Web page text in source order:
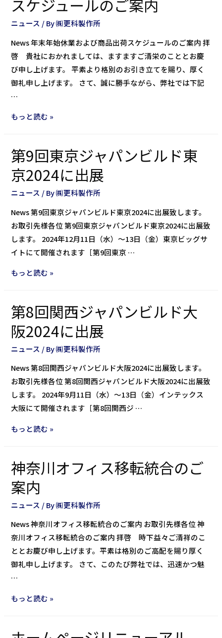
スケジュールのご案内
ニュース / By㈱更科製作所
News 年末年始休業および商品出荷スケジュールのご案内 拝
啓 貴社におかれましては、ますますご清栄のこととお慶
び申し上げます。 平素より格別のお引き立てを賜り、厚く
御礼申し上げます。 さて、誠に勝手ながら、弊社では下記
…
もっと読む »
第9回東京ジャパンビルド東
京2024に出展
ニュース / By㈱更科製作所
News 第9回東京ジャパンビルド東京2024に出展致します。
お取引先様各位 第9回東京ジャパンビルド東京2024に出展致
します。 2024年12月11日（水）～13日（金）東京ビッグサ
イトにて開催されます［第9回東京 …
もっと読む »
第8回関西ジャパンビルド大
阪2024に出展
ニュース / By㈱更科製作所
News 第8回関西ジャパンビルド大阪2024に出展致します。
お取引先様各位 第8回関西ジャパンビルド大阪2024に出展致
します。 2024年9月11日（水）～13日（金）インテックス
大阪にて開催されます［第8回関西ジ …
もっと読む »
神奈川オフィス移転統合のご
案内
ニュース / By㈱更科製作所
News 神奈川オフィス移転統合のご案内 お取引先様各位 神
奈川オフィス移転統合のご案内 拝啓 時下益々ご清祥のこ
ととお慶び申し上げます。平素は格別のご高配を賜り厚く
御礼申し上げます。 さて、このたび弊社では、迅速かつ魅
…
もっと読む »